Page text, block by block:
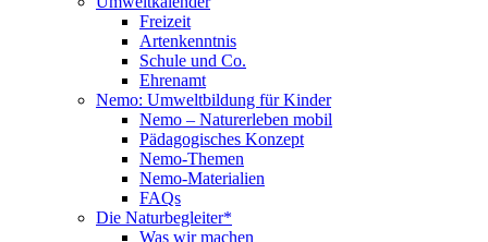
Freizeit
Artenkenntnis
Schule und Co.
Ehrenamt
Nemo: Umweltbildung für Kinder
Nemo – Naturerleben mobil
Pädagogisches Konzept
Nemo-Themen
Nemo-Materialien
FAQs
Die Naturbegleiter*
Was wir machen